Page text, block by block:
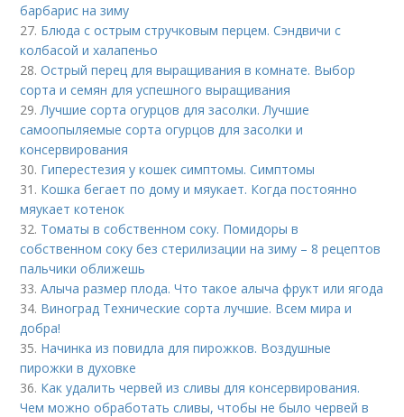
барбарис на зиму
27. Блюда с острым стручковым перцем. Сэндвичи с
колбасой и халапеньо
28.Острый перец для выращивания в комнате. Выбор
сорта и семян для успешного выращивания
29.Лучшие сорта огурцов для засолки. Лучшие
самоопыляемые сорта огурцов для засолки и
консервирования
30. Гиперестезия у кошек симптомы. Симптомы
31. Кошка бегает по дому и мяукает. Когда постоянно
мяукает котенок
32. Томаты в собственном соку. Помидоры в
собственном соку без стерилизации на зиму – 8 рецептов
пальчики оближешь
33.Алыча размер плода. Что такое алыча фрукт или ягода
34. Виноград Технические сорта лучшие. Всем мира и
добра!
35. Начинка из повидла для пирожков. Воздушные
пирожки в духовке
36. Как удалить червей из сливы для консервирования.
Чем можно обработать сливы, чтобы не было червей в